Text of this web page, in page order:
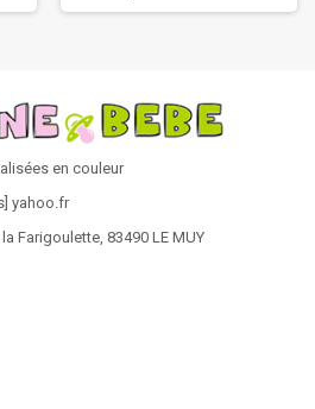
en couleur
yahoo.fr
Farigoulette, 83490 LE MUY